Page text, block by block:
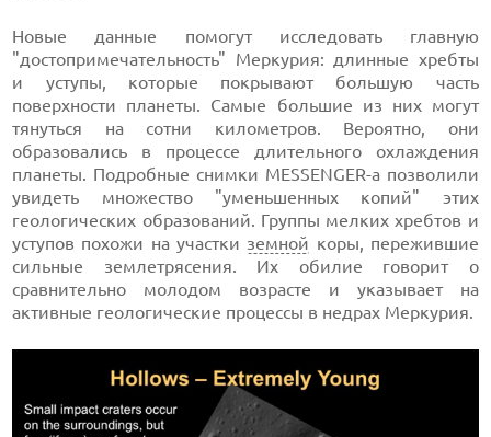
Новые данные помогут исследовать главную
"достопримечательность" Меркурия: длинные хребты
и уступы, которые покрывают большую часть
поверхности планеты. Самые большие из них могут
тянуться на сотни километров. Вероятно, они
образовались в процессе длительного охлаждения
планеты. Подробные снимки MESSENGER-а позволили
увидеть множество "уменьшенных копий" этих
геологических образований. Группы мелких хребтов и
уступов похожи на участки земной коры, пережившие
сильные землетрясения. Их обилие говорит о
сравнительно молодом возрасте и указывает на
активные геологические процессы в недрах Меркурия.